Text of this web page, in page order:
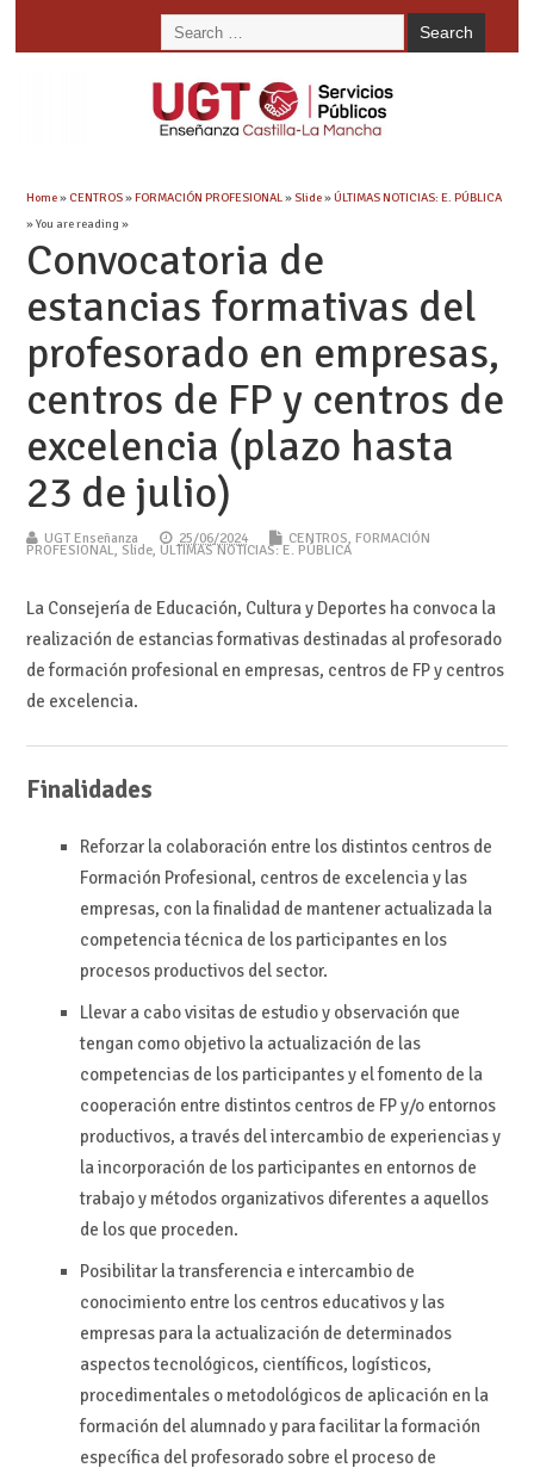
Home» CENTROS»FORMACIÓN PROFESIONAL»Slide»ÚLTIMAS NOTICIAS: E. PÚBLICA
» You are reading »
Convocatoria de
estancias formativas del
profesorado en empresas,
centros de FP y centros de
excelencia (plazo hasta
23 de julio)
UGT Enseñanza 25/06/2024 CENTROS, FORMACIÓN
PROFESIONAL, Slide, ÚLTIMAS NOTICIAS: E. PÚBLICA
La Consejería de Educación, Cultura y Deportes ha convoca la
realización de estancias formativas destinadas al profesorado
de formación profesional en empresas, centros de FP y centros
de excelencia.
Finalidades
Reforzar la colaboración entre los distintos centros de
Formación Profesional, centros de excelencia y las
empresas, con la finalidad de mantener actualizada la
competencia técnica de los participantes en los
procesos productivos del sector.
Llevar a cabo visitas de estudio y observación que
tengan como objetivo la actualización de las
competencias de los participantes y el fomento de la
cooperación entre distintos centros de FP y/o entornos
productivos, a través del intercambio de experiencias y
la incorporación de los participantes en entornos de
trabajo y métodos organizativos diferentes a aquellos
de los que proceden.
Posibilitar la transferencia e intercambio de
conocimiento entre los centros educativos y las
empresas para la actualización de determinados
aspectos tecnológicos, científicos, logísticos,
procedimentales o metodológicos de aplicación en la
formación del alumnado y para facilitar la formación
específica del profesorado sobre el proceso de